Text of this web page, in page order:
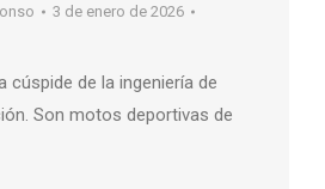
3 de enero de 2026
cúspide de la ingeniería de
Son motos deportivas de